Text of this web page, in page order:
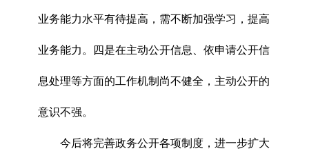
业务能力水平有待提高，需不断加强学习，提高
业务能力。四是在主动公开信息、依申请公开信
息处理等方面的工作机制尚不健全，主动公开的
意识不强。
今后将完善政务公开各项制度，进一步扩大